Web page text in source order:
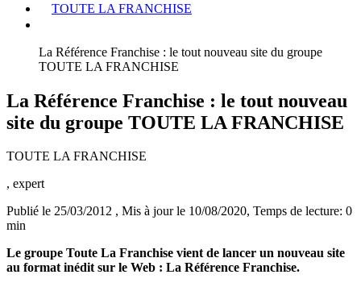
TOUTE LA FRANCHISE
La Référence Franchise : le tout nouveau site du groupe
TOUTE LA FRANCHISE
La Référence Franchise : le tout nouveau
site du groupe TOUTE LA FRANCHISE
TOUTE LA FRANCHISE
, expert
Publié le 25/03/2012 , Mis à jour le 10/08/2020, Temps de lecture: 0
min
Le groupe Toute La Franchise vient de lancer un nouveau site
au format inédit sur le Web : La Référence Franchise.